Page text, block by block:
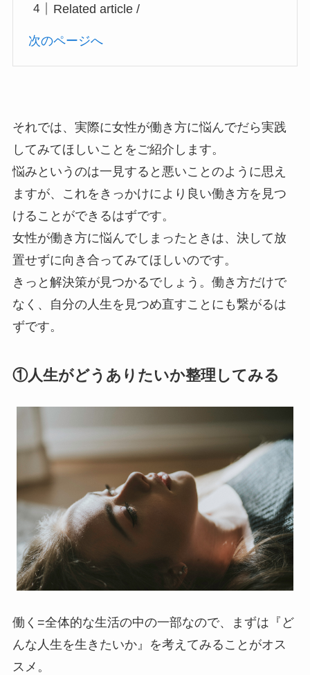
Related article /
次のページへ
それでは、実際に女性が働き方に悩んでだら実践
してみてほしいことをご紹介します。
悩みというのは一見すると悪いことのように思え
ますが、これをきっかけにより良い働き方を見つ
けることができるはずです。
女性が働き方に悩んでしまったときは、決して放
置せずに向き合ってみてほしいのです。
きっと解決策が見つかるでしょう。働き方だけで
なく、自分の人生を見つめ直すことにも繋がるは
ずです。
①人生がどうありたいか整理してみる
働く=全体的な生活の中の一部なので、まずは『ど
んな人生を生きたいか』を考えてみることがオス
スメ。